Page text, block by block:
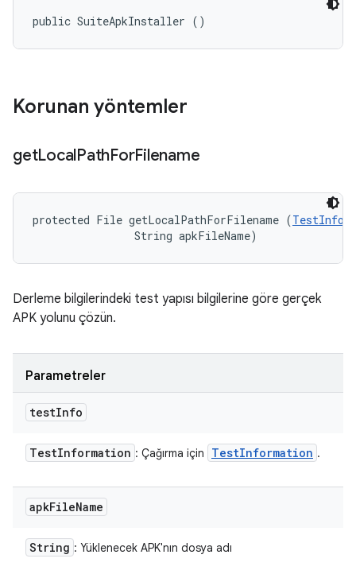
public SuiteApkInstaller ()
Korunan yöntemler
getLocalPathForFilename
protected File getLocalPathForFilename (
                String apkFileName)
Derleme bilgilerindeki test yapısı bilgilerine göre gerçek
APK yolunu çözün.
Parametreler
testInfo
TestInformation : Çağırma için TestInformation .
apkFileName
String : Yüklenecek APK'nın dosya adı